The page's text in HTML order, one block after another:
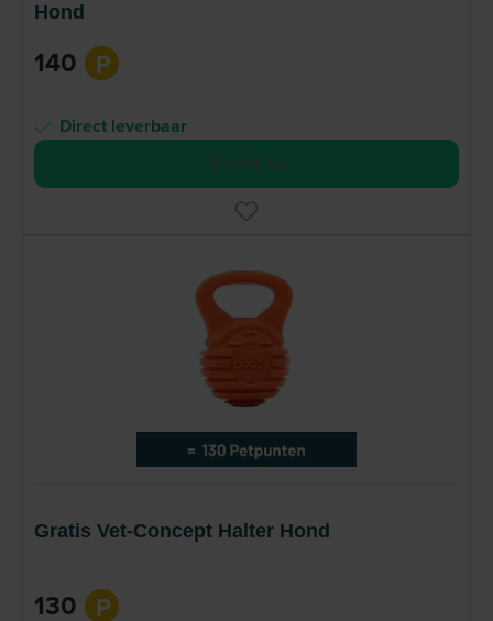
Hond
140 P
Direct leverbaar
Bestel nu
Gratis Vet-Concept Halter Hond
130 P